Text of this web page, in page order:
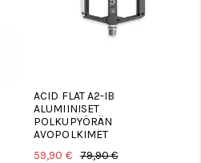
ACID FLAT A2-IB
ALUMIINISET
POLKUPYÖRÄN
AVOPOLKIMET
59,90 € 79,90 €